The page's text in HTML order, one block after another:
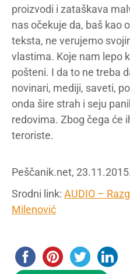
proizvodi i zataškava
nas očekuje da, baš kao
teksta, ne verujemo
vlastima. Koje nam lepo
pošteni. I da to ne treba
novinari, mediji, saveti,
onda šire strah i seju
redovima. Zbog čega će
teroriste.
Peščanik.net, 23.11.2015.
Srodni link: AUDIO –
Milenović